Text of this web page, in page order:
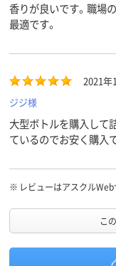
香りが良いです。職場
最適です。
2021年
ジジ様
大型ボトルを購入して
ているのでお安く購入
※ レビューはアスクルWeb
こ